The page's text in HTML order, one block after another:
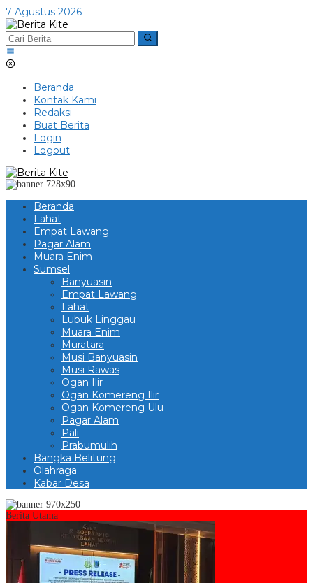
Lewati
ke
konten
7 Agustus 2026
Beranda
Kontak Kami
Redaksi
Buat Berita
Login
Logout
Beranda
Lahat
Empat Lawang
Pagar Alam
Muara Enim
Sumsel
Banyuasin
Empat Lawang
Lahat
Lubuk Linggau
Muara Enim
Muratara
Musi Banyuasin
Musi Rawas
Ogan Ilir
Ogan Komereng Ilir
Ogan Komereng Ulu
Pagar Alam
Pali
Prabumulih
Bangka Belitung
Olahraga
Kabar Desa
Berita Utama